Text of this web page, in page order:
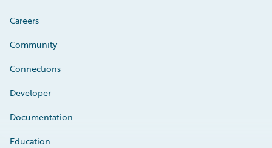
Careers
Community
Connections
Developer
Documentation
Education